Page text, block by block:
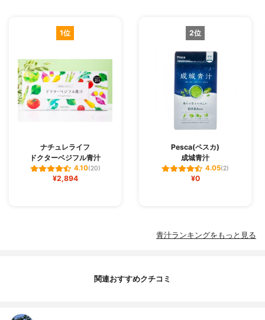
1位
ナチュレライフ
ドクターベジフル青汁
4.10(20)
¥2,894
2位
Pesca(ペスカ)
成城青汁
4.05(2)
¥0
青汁ランキングをもっと見る
関連おすすめクチコミ